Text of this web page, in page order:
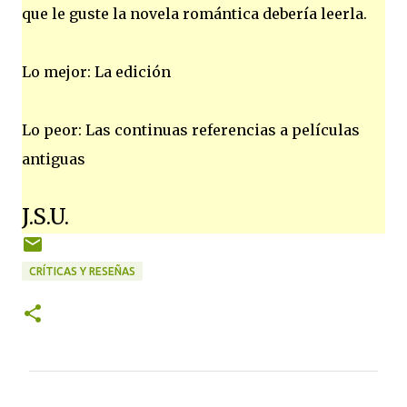
que le guste la novela romántica debería leerla.
Lo mejor: La edición
Lo peor: Las continuas referencias a películas
antiguas
J.S.U.
CRÍTICAS Y RESEÑAS